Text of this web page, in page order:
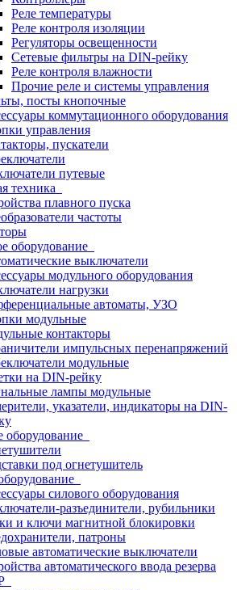
Реле температуры
Реле контроля изоляции
Регуляторы освещенности
Сетевые фильтры на DIN-рейку
Реле контроля влажности
Прочие реле и системы управления
посты кнопочные
коммутационного оборудования
управления
пускатели
путевые
техника
плавного пуска
частоты
оборудование
выключатели
модульного оборудования
нагрузки
автоматы, УЗО
модульные
контакторы
импульсных перенапряжений
модульные
на DIN-рейку
лампы модульные
указатели, индикаторы на DIN-
под огнетушитель
силового оборудования
разъединители, рубильники
и ключи магнитной блокировки
патроны
автоматические выключатели
автоматического ввода резерва